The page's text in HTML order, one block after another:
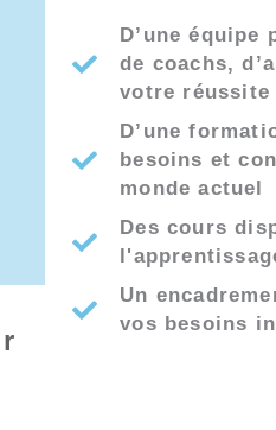
D’une équipe
de coachs,
votre réussite
D’une
besoins et
monde actuel
Des cours
Un
vos besoins